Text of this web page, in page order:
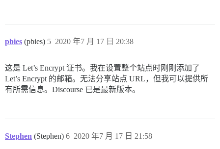
pbies (pbies) 2020 年7 月 17 日 20:38
5
这是 Let’s Encrypt 证书。我在设置整个站点时刚刚添加了
Let’s Encrypt 的邮箱。无法分享站点 URL，但我可以提供所
有所需信息。Discourse 已是最新版本。
Stephen (Stephen) 2020 年7 月 17 日 21:58
6